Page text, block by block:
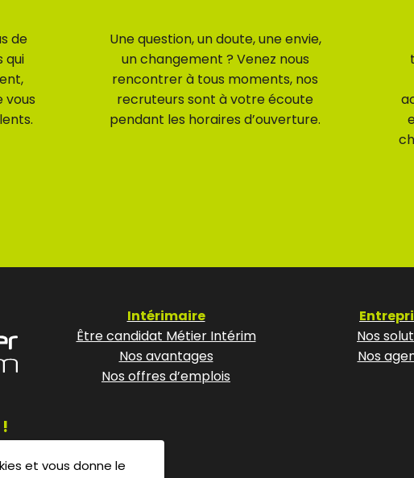
de
qui
vous
Une question, un doute, une envie,
un changement ? Venez nous
rencontrer à tous moments, nos
recruteurs sont à votre écoute
pendant les horaires d’ouverture.
Intérimaire
Être candidat Métier Intérim
Nos avantages
Nos offres d’emplois
Nos
Nos
et vous donne le